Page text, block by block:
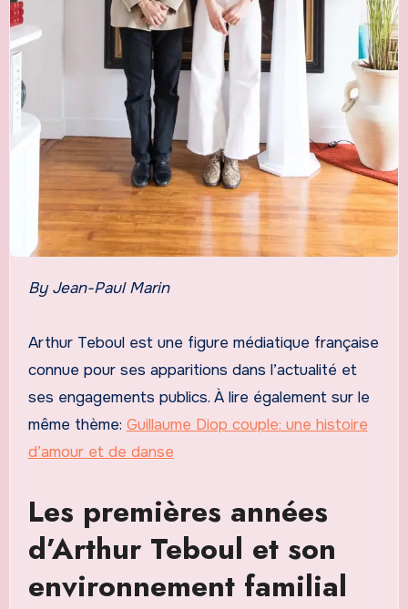
By Jean-Paul Marin
Arthur Teboul est une figure médiatique française
connue pour ses apparitions dans l’actualité et
ses engagements publics. À lire également sur le
même thème: Guillaume Diop couple: une histoire
d’amour et de danse
Les premières années
d’Arthur Teboul et son
environnement familial